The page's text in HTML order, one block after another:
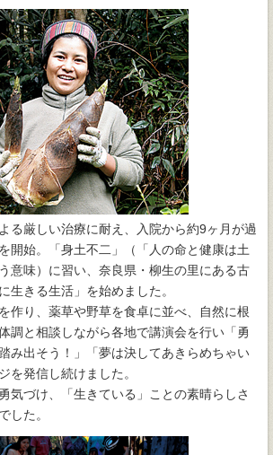
る厳しい治療に耐え、入院から約9ヶ月が過
開始。「身土不二」（「人の命と健康は土
意味）に習い、奈良県・柳生の里にある古
生きる生活」を始めました。
作り、薬草や野草を食卓に並べ、自然に根
調と相談しながら各地で講演会を行い「勇
み出そう！」「夢は決してあきらめちゃい
を発信し続けました。
気づけ、「生きている」ことの素晴らしさ
した。